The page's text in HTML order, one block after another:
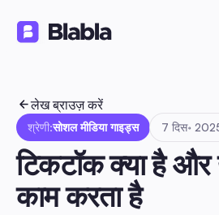
लेख ब्राउज़ करें
श्रेणी:सोशल मीडिया गाइड्स 7 दिस॰
टिकटॉक क्या है
काम करता है